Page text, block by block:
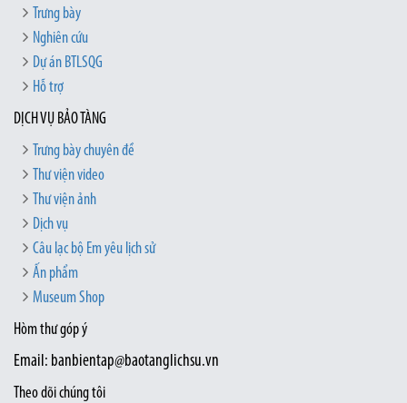
Trưng bày
Nghiên cứu
Dự án BTLSQG
Hỗ trợ
DỊCH VỤ BẢO TÀNG
Trưng bày chuyên đề
Thư viện video
Thư viện ảnh
Dịch vụ
Câu lạc bộ Em yêu lịch sử
Ấn phẩm
Museum Shop
Hòm thư góp ý
Email: banbientap@baotanglichsu.vn
Theo dõi chúng tôi